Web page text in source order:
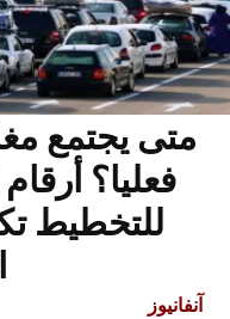
متى يجتمع
فعليا؟
للتخطيط
آنفانيوز